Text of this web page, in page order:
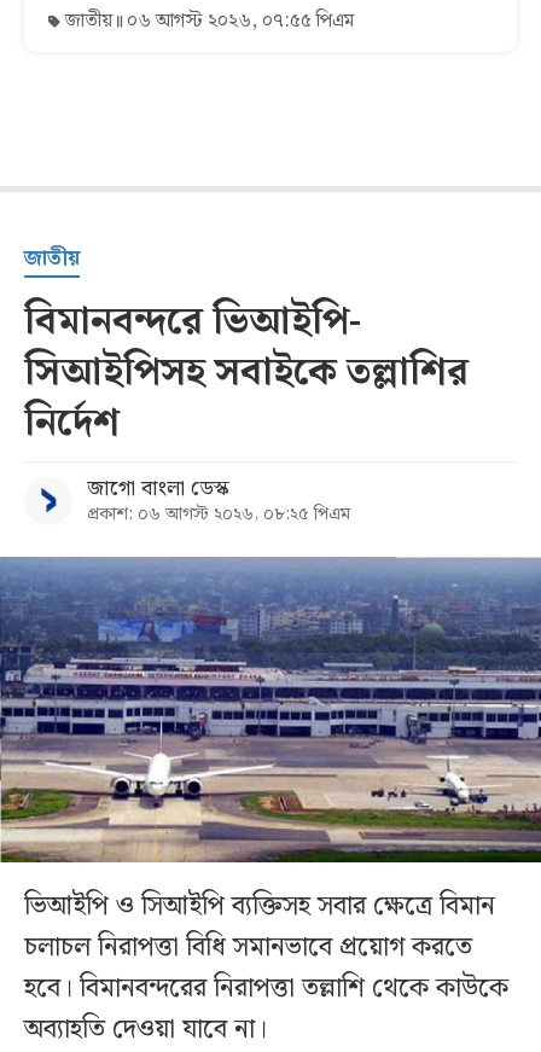
জাতীয় ০৬ আগস্ট ২০২৬, ০৭:৫৫ পিএম
জাতীয়
বিমানবন্দরে ভিআইপি-
সিআইপিসহ সবাইকে তল্লাশির
নির্দেশ
জাগো বাংলা ডেস্ক
প্রকাশ: ০৬ আগস্ট ২০২৬, ০৮:২৫ পিএম
ভিআইপি ও সিআইপি ব্যক্তিসহ সবার ক্ষেত্রে বিমান
চলাচল নিরাপত্তা বিধি সমানভাবে প্রয়োগ করতে
হবে। বিমানবন্দরের নিরাপত্তা তল্লাশি থেকে কাউকে
অব্যাহতি দেওয়া যাবে না।